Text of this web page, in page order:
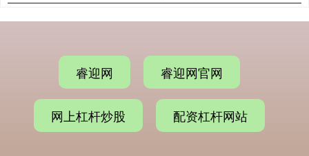
睿迎网 睿迎网官网
网上杠杆炒股 配资杠杆网站